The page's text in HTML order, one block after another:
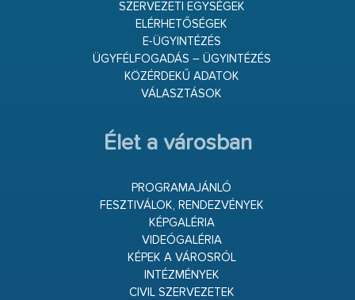
SZERVEZETI EGYSÉGEK
ELÉRHETŐSÉGEK
E-ÜGYINTÉZÉS
ÜGYFÉLFOGADÁS – ÜGYINTÉZÉS
KÖZÉRDEKŰ ADATOK
VÁLASZTÁSOK
Élet a városban
PROGRAMAJÁNLÓ
FESZTIVÁLOK, RENDEZVÉNYEK
KÉPGALÉRIA
VIDEÓGALÉRIA
KÉPEK A VÁROSRÓL
INTÉZMÉNYEK
CIVIL SZERVEZETEK